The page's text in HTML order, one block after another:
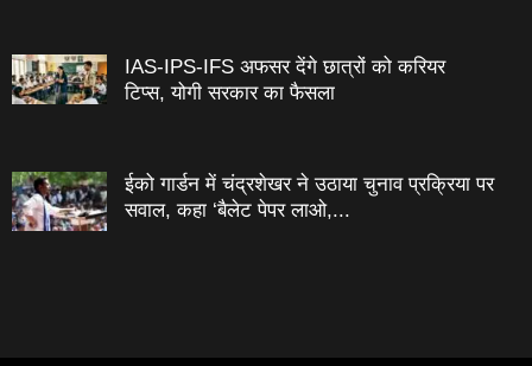
IAS-IPS-IFS अफसर देंगे छात्रों को करियर
टिप्स, योगी सरकार का फैसला
ईको गार्डन में चंद्रशेखर ने उठाया चुनाव प्रक्रिया पर
सवाल, कहा ‘बैलेट पेपर लाओ,...